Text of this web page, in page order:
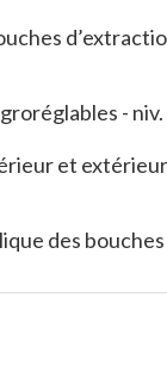
- niv.
et
des bouches